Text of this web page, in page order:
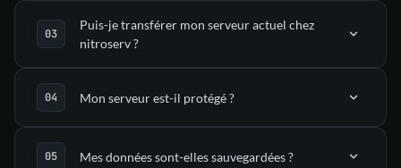
Puis-je transférer mon serveur actuel chez
nitroserv ?
(via SFTP)
Mon serveur est-il protégé ?
Mes données sont-elles sauvegardées ?